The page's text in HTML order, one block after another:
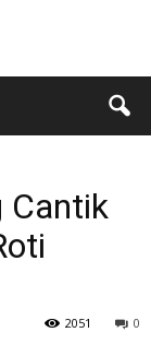
Cantik
0
2051